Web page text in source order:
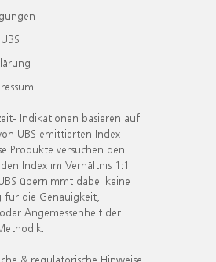
Indikationen basieren auf
UBS emittierten Index-
Produkte versuchen den
Index im Verhältnis 1:1
übernimmt dabei keine
für die Genauigkeit,
Angemessenheit der